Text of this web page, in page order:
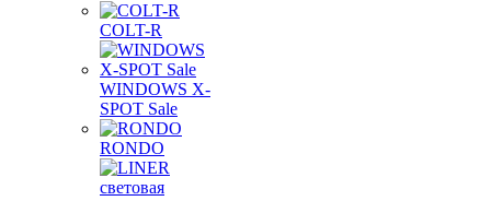
COLT-R
WINDOWS X-
SPOT Sale
RONDO